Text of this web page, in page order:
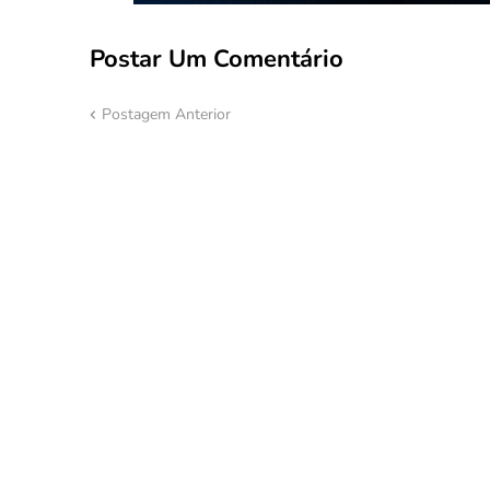
Postar Um Comentário
Postagem Anterior